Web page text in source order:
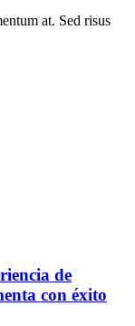
at. Sed risus
de
con éxito